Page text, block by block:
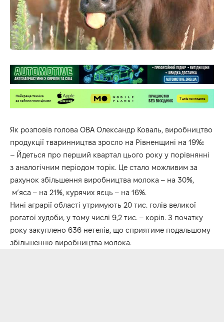
Як розповів голова ОВА Олександр Коваль, виробництво
продукції тваринництва зросло на Рівненщині на 19%:
– Йдеться про перший квартал цього року у порівнянні
з аналогічним періодом торік. Це стало можливим за
рахунок збільшення виробництва молока – на 30%,
м’яса – на 21%, курячих яєць – на 16%.
Нині аграрії області утримують 20 тис. голів великої
рогатої худоби, у тому числі 9,2 тис. – корів. З початку
року закуплено 636 нетелів, що сприятиме подальшому
збільшенню виробництва молока.